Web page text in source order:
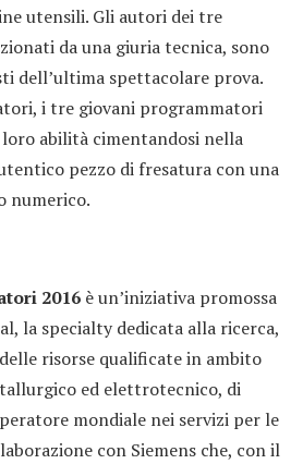
utensili. Gli autori dei tre
da una giuria tecnica, sono
dell’ultima spettacolare prova.
i tre giovani programmatori
abilità cimentandosi nella
pezzo di fresatura con una
numerico.
2016 è un’iniziativa promossa
la specialty dedicata alla ricerca,
risorse qualificate in ambito
ed elettrotecnico, di
mondiale nei servizi per le
con Siemens che, con il